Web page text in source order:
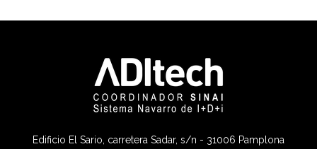
Edificio El Sario, carretera Sadar, s/n - 31006 Pamplona